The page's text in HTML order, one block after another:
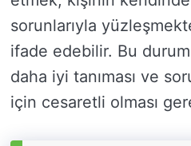
sorunlarıyla
ifade edebilir. Bu
daha iyi tanıması ve
için cesaretli olması